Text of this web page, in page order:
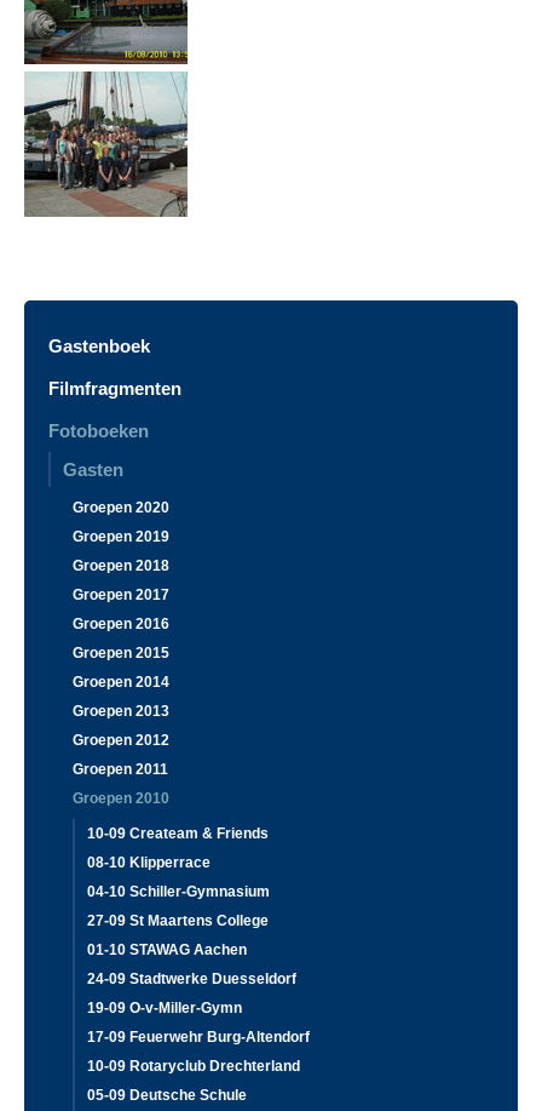
Gastenboek
Filmfragmenten
Fotoboeken
Gasten
Groepen 2020
Groepen 2019
Groepen 2018
Groepen 2017
Groepen 2016
Groepen 2015
Groepen 2014
Groepen 2013
Groepen 2012
Groepen 2011
Groepen 2010
10-09 Createam & Friends
08-10 Klipperrace
04-10 Schiller-Gymnasium
27-09 St Maartens College
01-10 STAWAG Aachen
24-09 Stadtwerke Duesseldorf
19-09 O-v-Miller-Gymn
17-09 Feuerwehr Burg-Altendorf
10-09 Rotaryclub Drechterland
05-09 Deutsche Schule